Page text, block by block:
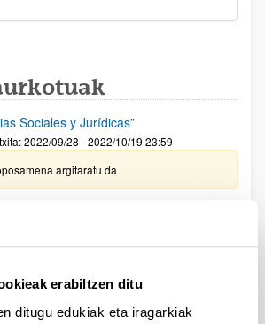
erabiltzen ditu
ditugu edukiak eta iragarkiak
Sociales y Jurídicas”
2022/09/28 - 2022/10/19 23:59
argitaratu da
en fase dispersa"
2022/09/20 - 2022/10/10 23:59